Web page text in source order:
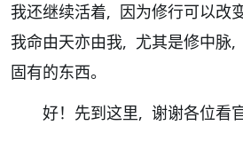
我还继续活着, 因为修行可以改
我命由天亦由我, 尤其是修中脉
固有的东西。
好！先到这里, 谢谢各位看